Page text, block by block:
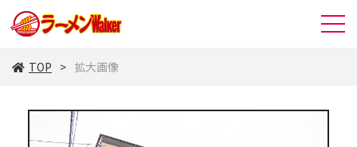
TOP 拡大画像